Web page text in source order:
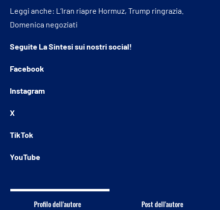
Leggi anche: L’Iran riapre Hormuz, Trump ringrazia.
Domenica negoziati
Seguite La Sintesisui nostri social!
Facebook
Instagram
X
TikTok
YouTube
Profilo dell'autore Post dell'autore